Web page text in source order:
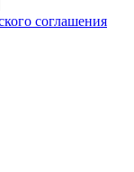
соглашения